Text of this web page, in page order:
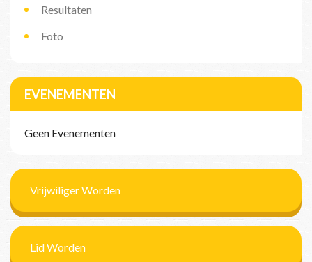
Resultaten
Foto
EVENEMENTEN
Geen Evenementen
Vrijwiliger Worden
Lid Worden